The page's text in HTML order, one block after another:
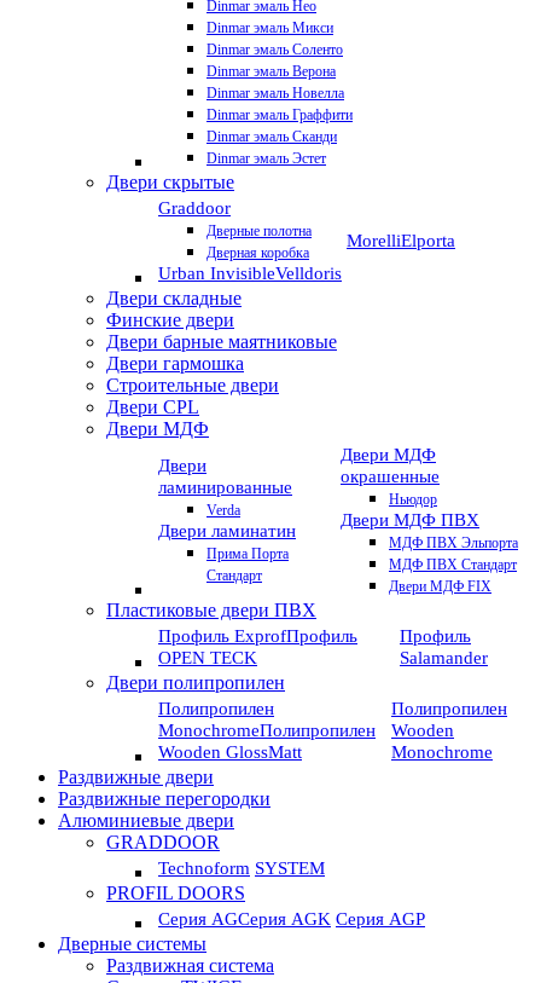
Dinmar эмаль Нео
Dinmar эмаль Микси
Dinmar эмаль Соленто
Dinmar эмаль Верона
Dinmar эмаль Новелла
Dinmar эмаль Граффити
Dinmar эмаль Сканди
Dinmar эмаль Эстет
Двери скрытые
Graddoor
Дверные полотна
Дверная коробка
Urban InvisibleVelldoris
MorelliElporta
Двери складные
Финские двери
Двери барные маятниковые
Двери гармошка
Строительные двери
Двери CРL
Двери МДФ
Двери
ламинированные
Verda
Двери ламинатин
Прима Порта
Стандарт
Двери МДФ
окрашенные
Ньюдор
Двери МДФ ПВХ
МДФ ПВХ Эльпорта
МДФ ПВХ Стандарт
Двери МДФ FIX
Пластиковые двери ПВХ
Профиль ExprofПрофиль
OPEN TECK
Профиль
Salamander
Двери полипропилен
Полипропилен
MonochromeПолипропилен
Wooden GlossMatt
Полипропилен
Wooden
Monochrome
Раздвижные двери
Раздвижные перегородки
Алюминиевые двери
GRADDOOR
Technoform SYSTEM
PROFIL DOORS
Серия AGСерия AGK Серия AGP
Дверные системы
Раздвижная система